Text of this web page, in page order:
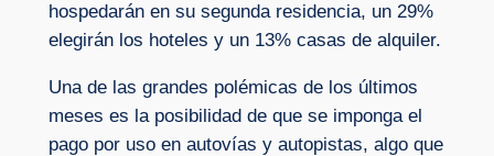
hospedarán en su segunda residencia, un 29%
elegirán los hoteles y un 13% casas de alquiler.
Una de las grandes polémicas de los últimos
meses es la posibilidad de que se imponga el
pago por uso en autovías y autopistas, algo que